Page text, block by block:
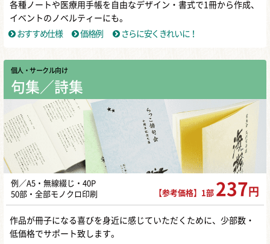
各種ノートや医療用手帳を自由なデザイン・書式で1冊から作成、
イベントのノベルティーにも。
おすすめ仕様
価格例 さらに安くきれいに！
個人・サークル向け
句集／詩集
例／A5・無線綴じ・40P
50部・全部モノクロ印刷
【参考価格】1部 237 円
作品が冊子になる喜びを身近に感じていただくために、少部数・
低価格でサポート致します。